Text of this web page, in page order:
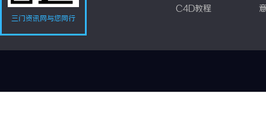
三门资讯网与您同行
C4D教程